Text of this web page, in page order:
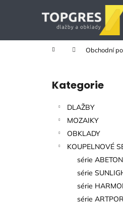
Domů Obchodní
Přeskočit
kategorie
Kategorie
DLAŽBY
MOZAIKY
OBKLADY
KOUPELNOVÉ
série
série
série
série
í
Zpět
do
Zpět
do